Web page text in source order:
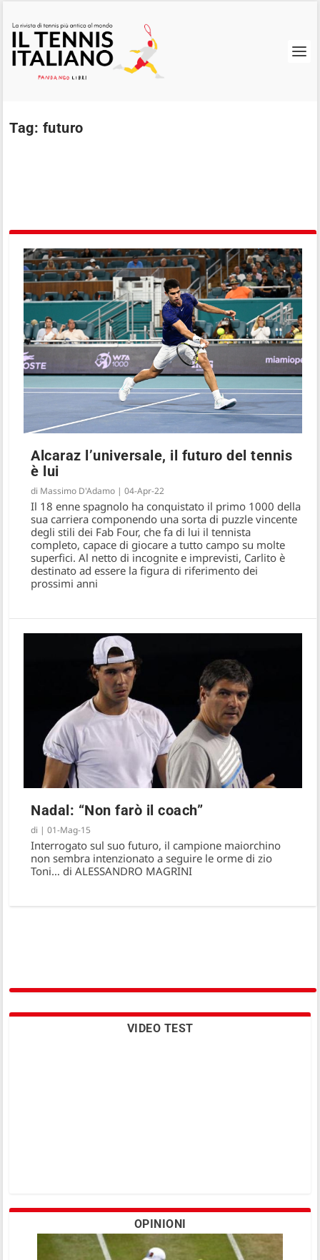
Tag: futuro
Matteo al bivio: quante chance abbiamo
di vederlo in Davis
Alcaraz l’universale, il futuro del tennis
è lui
di Massimo D'Adamo |04-Apr-22
Il 18 enne spagnolo ha conquistato il primo 1000 della
sua carriera componendo una sorta di puzzle vincente
degli stili dei Fab Four, che fa di lui il tennista
completo, capace di giocare a tutto campo su molte
superfici. Al netto di incognite e imprevisti, Carlito è
destinato ad essere la figura di riferimento dei
prossimi anni
Nadal: “Non farò il coach”
di |01-Mag-15
Interrogato sul suo futuro, il campione maiorchino
non sembra intenzionato a seguire le orme di zio
Toni… di ALESSANDRO MAGRINI
VIDEO TEST
OPINIONI